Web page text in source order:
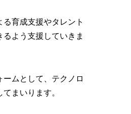
育成支援やタレント
よう支援していきま
ムとして、テクノロ
まいります。